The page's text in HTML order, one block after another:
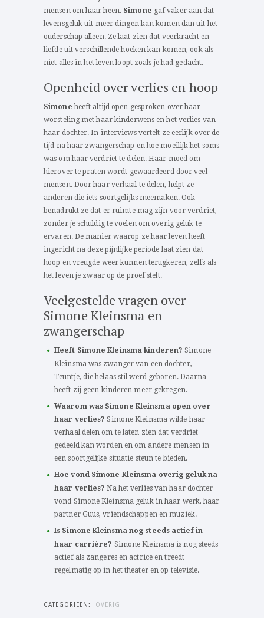
mensen om haar heen. Simone gaf vaker aan dat
levensgeluk uit meer dingen kan komen dan uit het
ouderschap alleen. Ze laat zien dat veerkracht en
liefde uit verschillende hoeken kan komen, ook als
niet alles in het leven loopt zoals je had gedacht.
Openheid over verlies en hoop
Simone heeft altijd open gesproken over haar
worsteling met haar kinderwens en het verlies van
haar dochter. In interviews vertelt ze eerlijk over de
tijd na haar zwangerschap en hoe moeilijk het soms
was om haar verdriet te delen. Haar moed om
hierover te praten wordt gewaardeerd door veel
mensen. Door haar verhaal te delen, helpt ze
anderen die iets soortgelijks meemaken. Ook
benadrukt ze dat er ruimte mag zijn voor verdriet,
zonder je schuldig te voelen om overig geluk te
ervaren. De manier waarop ze haar leven heeft
ingericht na deze pijnlijke periode laat zien dat
hoop en vreugde weer kunnen terugkeren, zelfs als
het leven je zwaar op de proef stelt.
Veelgestelde vragen over
Simone Kleinsma en
zwangerschap
Heeft Simone Kleinsma kinderen? Simone
Kleinsma was zwanger van een dochter,
Teuntje, die helaas stil werd geboren. Daarna
heeft zij geen kinderen meer gekregen.
Waarom was Simone Kleinsma open over
haar verlies? Simone Kleinsma wilde haar
verhaal delen om te laten zien dat verdriet
gedeeld kan worden en om andere mensen in
een soortgelijke situatie steun te bieden.
Hoe vond Simone Kleinsma overig geluk na
haar verlies? Na het verlies van haar dochter
vond Simone Kleinsma geluk in haar werk, haar
partner Guus, vriendschappen en muziek.
Is Simone Kleinsma nog steeds actief in
haar carrière? Simone Kleinsma is nog steeds
actief als zangeres en actrice en treedt
regelmatig op in het theater en op televisie.
CATEGORIEËN: OVERIG